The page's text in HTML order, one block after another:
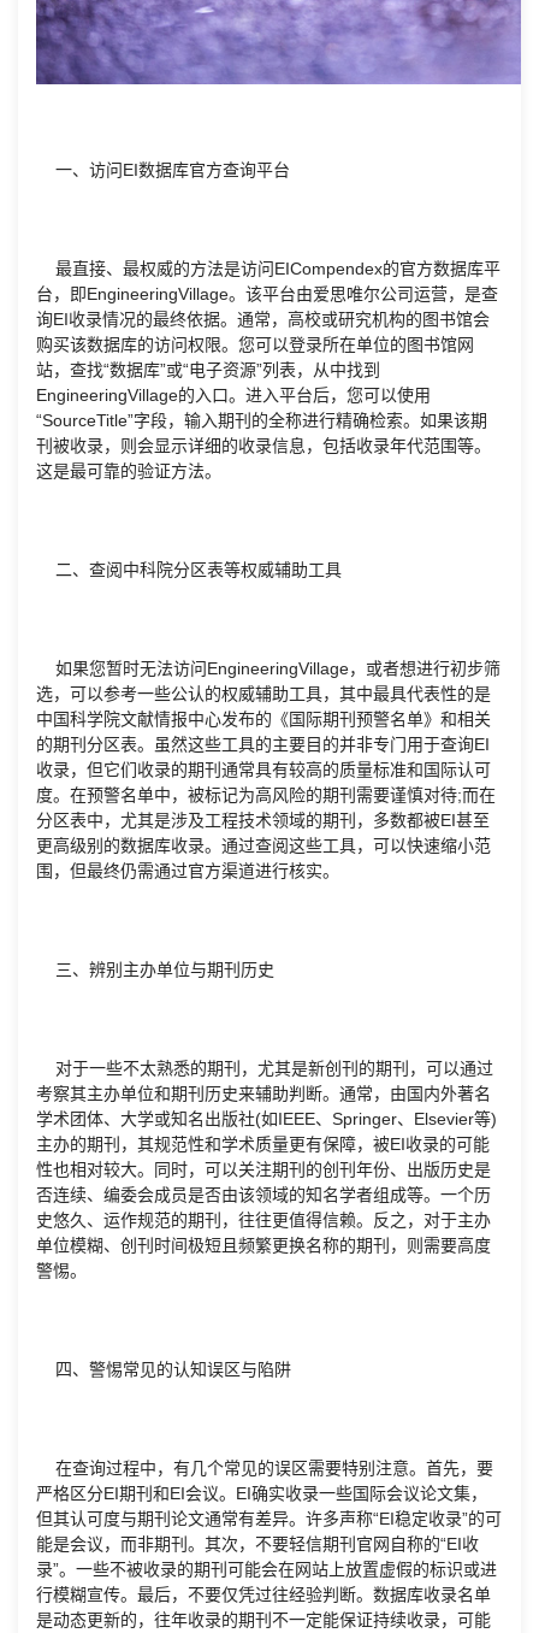
一、访问EI数据库官方查询平台
最直接、最权威的方法是访问EICompendex的官方数据库平
台，即EngineeringVillage。该平台由爱思唯尔公司运营，是查
询EI收录情况的最终依据。通常，高校或研究机构的图书馆会
购买该数据库的访问权限。您可以登录所在单位的图书馆网
站，查找“数据库”或“电子资源”列表，从中找到
EngineeringVillage的入口。进入平台后，您可以使用
“SourceTitle”字段，输入期刊的全称进行精确检索。如果该期
刊被收录，则会显示详细的收录信息，包括收录年代范围等。
这是最可靠的验证方法。
二、查阅中科院分区表等权威辅助工具
如果您暂时无法访问EngineeringVillage，或者想进行初步筛
选，可以参考一些公认的权威辅助工具，其中最具代表性的是
中国科学院文献情报中心发布的《国际期刊预警名单》和相关
的期刊分区表。虽然这些工具的主要目的并非专门用于查询EI
收录，但它们收录的期刊通常具有较高的质量标准和国际认可
度。在预警名单中，被标记为高风险的期刊需要谨慎对待;而在
分区表中，尤其是涉及工程技术领域的期刊，多数都被EI甚至
更高级别的数据库收录。通过查阅这些工具，可以快速缩小范
围，但最终仍需通过官方渠道进行核实。
三、辨别主办单位与期刊历史
对于一些不太熟悉的期刊，尤其是新创刊的期刊，可以通过
考察其主办单位和期刊历史来辅助判断。通常，由国内外著名
学术团体、大学或知名出版社(如IEEE、Springer、Elsevier等)
主办的期刊，其规范性和学术质量更有保障，被EI收录的可能
性也相对较大。同时，可以关注期刊的创刊年份、出版历史是
否连续、编委会成员是否由该领域的知名学者组成等。一个历
史悠久、运作规范的期刊，往往更值得信赖。反之，对于主办
单位模糊、创刊时间极短且频繁更换名称的期刊，则需要高度
警惕。
四、警惕常见的认知误区与陷阱
在查询过程中，有几个常见的误区需要特别注意。首先，要
严格区分EI期刊和EI会议。EI确实收录一些国际会议论文集，
但其认可度与期刊论文通常有差异。许多声称“EI稳定收录”的可
能是会议，而非期刊。其次，不要轻信期刊官网自称的“EI收
录”。一些不被收录的期刊可能会在网站上放置虚假的标识或进
行模糊宣传。最后，不要仅凭过往经验判断。数据库收录名单
是动态更新的，往年收录的期刊不一定能保证持续收录，可能